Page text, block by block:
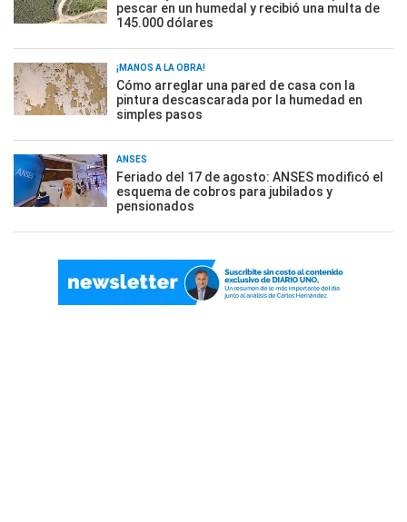
pescar en un humedal y recibió una multa de
145.000 dólares
¡MANOS A LA OBRA!
Cómo arreglar una pared de casa con la
pintura descascarada por la humedad en
simples pasos
ANSES
Feriado del 17 de agosto: ANSES modificó el
esquema de cobros para jubilados y
pensionados